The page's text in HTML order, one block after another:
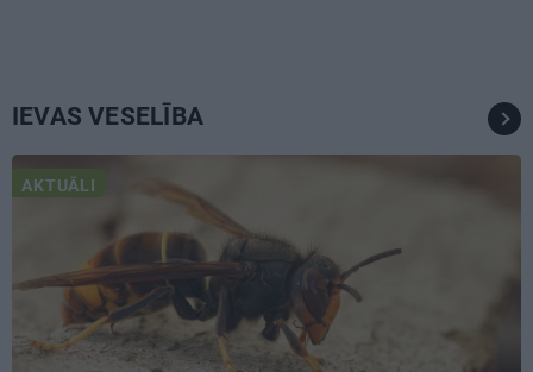
IEVAS VESELĪBA
AKTUĀLI